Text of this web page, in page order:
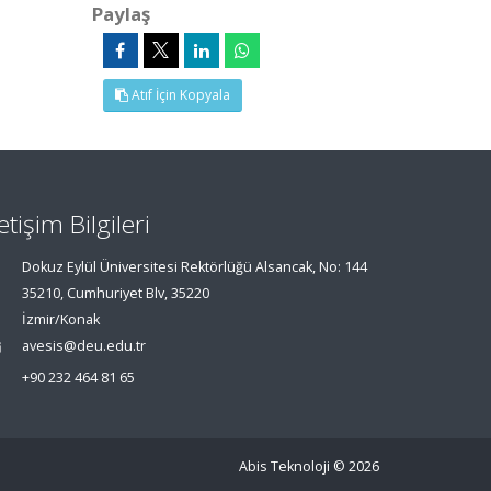
Paylaş
Atıf İçin Kopyala
Bilgileri
Dokuz Eylül Üniversitesi Rektörlüğü Alsancak, No: 144
35210, Cumhuriyet Blv, 35220
İzmir/Konak
avesis@deu.edu.tr
+90 232 464 81 65
Abis Teknoloji © 2026